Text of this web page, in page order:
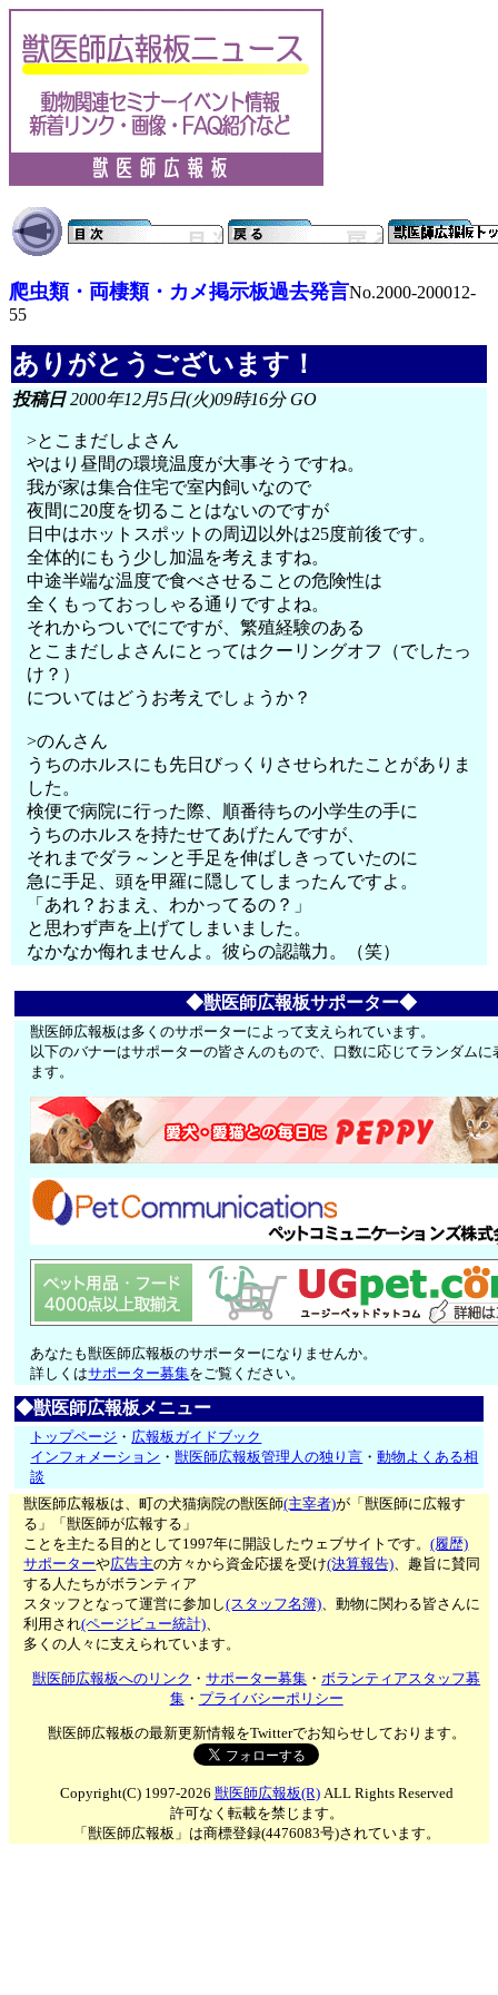
爬虫類・両棲類・カメ掲示板過去発言No.2000-200012-
55
ありがとうございます！
投稿日2000年12月5日(火)09時16分 GO
>とこまだしよさん
やはり昼間の環境温度が大事そうですね。
我が家は集合住宅で室内飼いなので
夜間に20度を切ることはないのですが
日中はホットスポットの周辺以外は25度前後です。
全体的にもう少し加温を考えますね。
中途半端な温度で食べさせることの危険性は
全くもっておっしゃる通りですよね。
それからついでにですが、繁殖経験のある
とこまだしよさんにとってはクーリングオフ（でしたっ
け？）
についてはどうお考えでしょうか？
>のんさん
うちのホルスにも先日びっくりさせられたことがありま
した。
検便で病院に行った際、順番待ちの小学生の手に
うちのホルスを持たせてあげたんですが、
それまでダラ～ンと手足を伸ばしきっていたのに
急に手足、頭を甲羅に隠してしまったんですよ。
「あれ？おまえ、わかってるの？」
と思わず声を上げてしまいました。
なかなか侮れませんよ。彼らの認識力。（笑）
◆獣医師広報板サポーター◆
獣医師広報板は多くのサポーターによって支えられています。
以下のバナーはサポーターの皆さんのもので、口数に応じてランダムに
ます。
あなたも獣医師広報板のサポーターになりませんか。
詳しくはサポーター募集をご覧ください。
◆獣医師広報板メニュー
トップページ ・ 広報板ガイドブック
インフォメーション ・獣医師広報板管理人の独り言 ・動物よくある相
談
獣医師広報板は、町の犬猫病院の獣医師(主宰者)が「獣医師に広報す
る」「獣医師が広報する」
ことを主たる目的として1997年に開設したウェブサイトです。(履歴)
サポーターや広告主の方々から資金応援を受け(決算報告)、趣旨に賛同
する人たちがボランティア
スタッフとなって運営に参加し(スタッフ名簿)、動物に関わる皆さんに
利用され(ページビュー統計)、
多くの人々に支えられています。
獣医師広報板へのリンク ・サポーター募集 ・ボランティアスタッフ募
集・ プライバシーポリシー
獣医師広報板の最新更新情報をTwitterでお知らせしております。
Copyright(C) 1997-2026 獣医師広報板(R)ALL Rights Reserved
許可なく転載を禁じます。
「獣医師広報板」は商標登録(4476083号)されています。